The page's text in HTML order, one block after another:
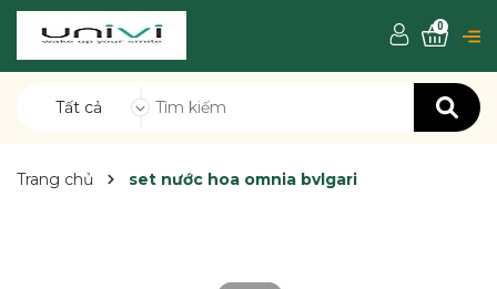
Tất cả
0
Trang chủ set nước hoa omnia bvlgari